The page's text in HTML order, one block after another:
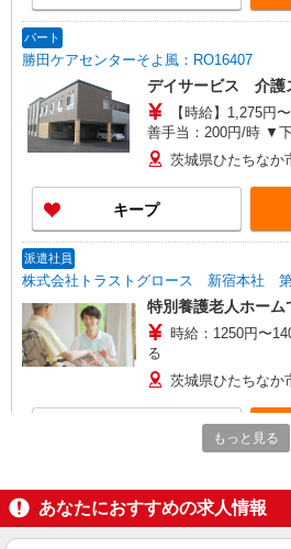
パート
勝田ケアセンターそよ風：RO16407
デイサービス 介護
【時給】1,275円〜1,450円 ▼
善手当：200円/時 ▼下記別途支給 通勤手当 年末
年始手当：380円/時 寸志あり：年2回（6月・12
月） ※業績による ※処遇改善手当は試用期間中(3
ヶ月)は支給なし
茨城県ひたちなか
キープ
派遣社員
株式会社トラストグロース 新宿本社
特別養護老人ホーム
時給：1250円〜
る
茨城県ひたちなか
株式会社kotrio /●UT-H-2068653
ひたちなか市のデイ
もっと見る
あなたにおすすめの求人情報